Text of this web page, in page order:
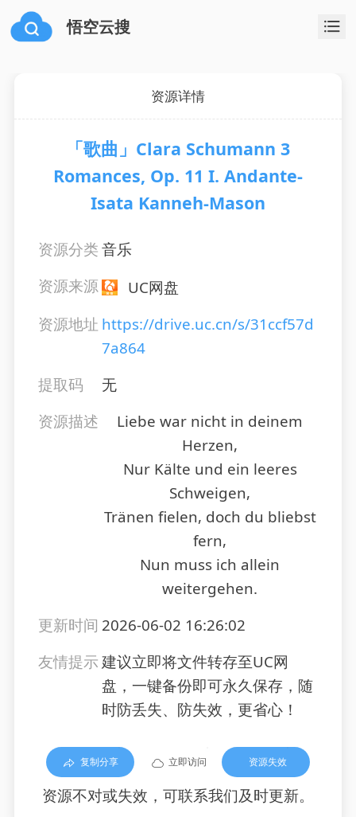
悟空云搜
资源详情
「歌曲」Clara Schumann 3
Romances, Op. 11 I. Andante-
Isata Kanneh-Mason
资源分类音乐
资源来源
UC网盘
资源地址 https://drive.uc.cn/s/31ccf57d
7a864
提取码
无
资源描述
Liebe war nicht in deinem
Herzen,
Nur Kälte und ein leeres
Schweigen,
Tränen fielen, doch du bliebst
fern,
Nun muss ich allein
weitergehen.
更新时间 2026-06-02 16:26:02
友情提示建议立即将文件转存至UC网
盘，一键备份即可永久保存，随
时防丢失、防失效，更省心！
复制分享 立即访问 资源失效
资源不对或失效，可联系我们及时更新。